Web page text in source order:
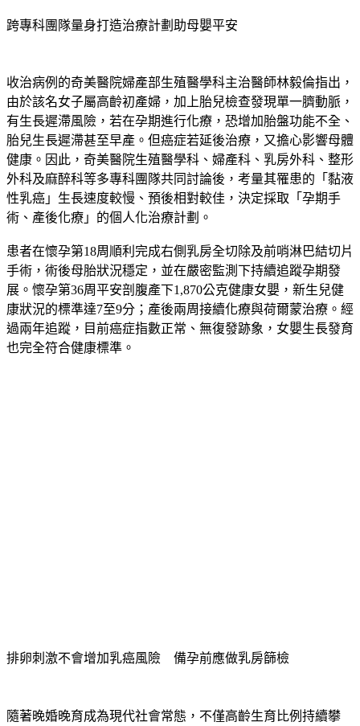
收治病例的奇美醫院婦產部生殖醫學科主治醫師林毅倫指出，
由於該名女子屬高齡初產婦，加上胎兒檢查發現單一臍動脈，
有生長遲滯風險，若在孕期進行化療，恐增加胎盤功能不全、
胎兒生長遲滯甚至早產。但癌症若延後治療，又擔心影響母體
健康。因此，奇美醫院生殖醫學科、婦產科、乳房外科、整形
外科及麻醉科等多專科團隊共同討論後，考量其罹患的「黏液
性乳癌」生長速度較慢、預後相對較佳，決定採取「孕期手
患者在懷孕第18周順利完成右側乳房全切除及前哨淋巴結切片
手術，術後母胎狀況穩定，並在嚴密監測下持續追蹤孕期發
展。懷孕第36周平安剖腹產下1,870公克健康女嬰，新生兒健
康狀況的標準達7至9分；產後兩周接續化療與荷爾蒙治療。經
過兩年追蹤，目前癌症指數正常、無復發跡象，女嬰生長發育